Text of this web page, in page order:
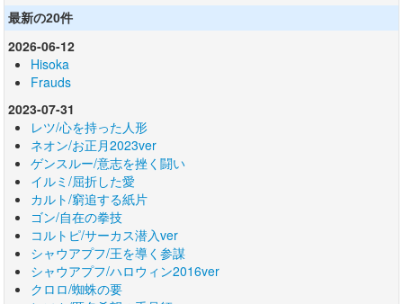
最新の20件
2026-06-12
Hisoka
Frauds
2023-07-31
レツ/心を持った人形
ネオン/お正月2023ver
ゲンスルー/意志を挫く闘い
イルミ/屈折した愛
カルト/窮追する紙片
ゴン/自在の拳技
コルトピ/サーカス潜入ver
シャウアプフ/王を導く参謀
シャウアプフ/ハロウィン2016ver
クロロ/蜘蛛の要